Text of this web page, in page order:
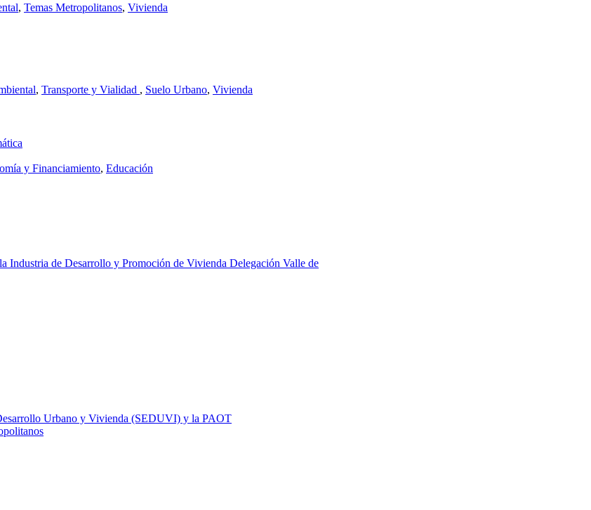
, Temas Metropolitanos, Vivienda
, Transporte y Vialidad , Suelo Urbano, Vivienda
y Financiamiento, Educación
Industria de Desarrollo y Promoción de Vivienda Delegación Valle de
Urbano y Vivienda (SEDUVI) y la PAOT